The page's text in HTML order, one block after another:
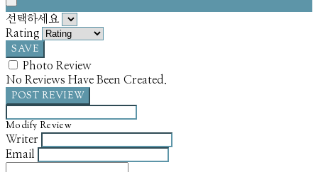
선택하세요
Rating
SAVE
Photo Review
No Reviews Have Been Created.
POST REVIEW
Modify Review
Writer
Email